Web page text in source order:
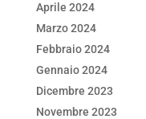
Aprile 2024
Marzo 2024
Febbraio 2024
Gennaio 2024
Dicembre 2023
Novembre 2023